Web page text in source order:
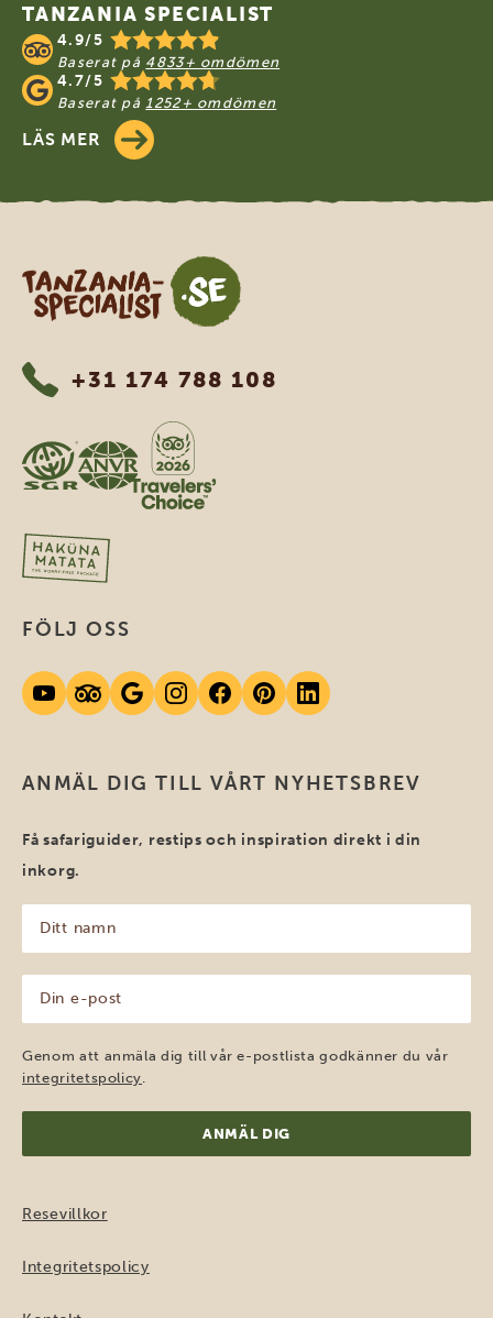
TANZANIA SPECIALIST
4.9/5
Baserat på 4833+ omdömen
4.7/5
Baserat på 1252+ omdömen
LÄS MER
Tanzania Specialist
+31 174 788 108
ANMÄL DIG TILL VÅRT NYHETSBREV
Få safariguider, restips och inspiration direkt i din
inkorg.
namn
(Obligatoriskt)
post
(Obligatoriskt)
Genom att anmäla dig till vår e-postlista godkänner du vår
integritetspolicy.
FÖLJ OSS
Resevillkor
Integritetspolicy